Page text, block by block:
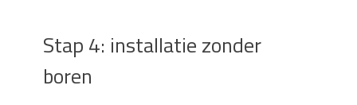
Stap 4: installatie zonder
boren